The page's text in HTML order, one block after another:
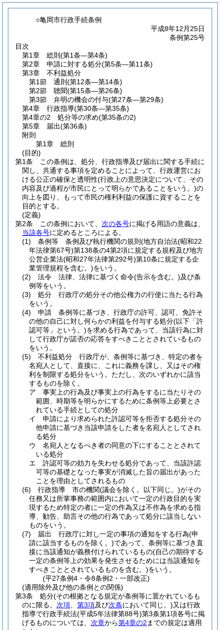
○亀岡市行政手続条例
平成8年12月25日
条例第25号
目次
第1章
総則 (第1条―第4条)
第2章
申請に対する処分(第5条―第11条)
第3章
不利益処分
第1節
通則 (第12条―第14条)
第2節
聴聞(第15条―第26条)
第3節
弁明の機会の付与(第27条―第29条)
第4章
行政指導(第30条―第35条)
第4章の2
処分等の求め(第35条の2)
第5章
届出(第36条)
附則
第1章
総則
(目的)
第1条
この条例は、処分、行政指導及び届出に関する手続に
関し、共通する事項を定めることによって、行政運営にお
ける公正の確保と透明性(行政上の意思決定について、その
内容及び過程が市民にとって明らかであることをいう。)の
向上を図り、もって市民の権利利益の保護に資することを
目的とする。
(定義)
第2条
この条例において、 次の各号に掲げる用語の意義は、
当該各号に定めるところによる。
(1)
条例等 条例及び執行機関の規則 (地方自治法(昭和22
年法律第67号)第138条の4第2項に規定する規程及び地方
公営企業法(昭和27年法律第292号)第10条に規定する企
業管理規程を含む。)をいう。
(2)
法令 法律、法律に基づく命令(告示を含む。)及び条
例等をいう。
(3)
処分 行政庁の処分その他公権力の行使に当たる行為
をいう。
(4)
申請 条例等に基づき、行政庁の許可、認可、免許そ
の他の自己に対し何らかの利益を付与する処分(以下「許
認可等」という。)を求める行為であって、当該行為に対
して行政庁が諾否の応答をすべきこととされているもの
をいう。
(5)
不利益処分 行政庁が、条例等に基づき、特定の者を
名宛人として、直接に、これに義務を課し、又はその権
利を制限する処分をいう。 ただし、次のいずれかに該当
するものを除く。
ア
事実上の行為及び事実上の行為をするに当たりその
範囲、時期等を明らかにするために条例等上必要とさ
れている手続としての処分
イ
申請により求められた許認可等を拒否する処分その
他申請に基づき当該申請をした者を名宛人としてされ
る処分
ウ
名宛人となるべき者の同意の下にすることとされて
いる処分
エ
許認可等の効力を失わせる処分であって、当該許認
可等の基礎となった事実が消滅した旨の届出があった
ことを理由としてされるもの
(6)
行政指導 市の機関(議会を除く。以下同じ。)がその
任務又は所掌事務の範囲内において一定の行政目的を実
現するため特定の者に一定の作為又は不作為を求める指
導、勧告、助言その他の行為であって処分に該当しない
ものをいう。
(7)
届出 行政庁に対し一定の事項の通知をする行為(申
請に該当するものを除く。)であって、条例等に基づき直
接に当該通知が義務付けられているもの(自己の期待する
一定の条例等上の効果を発生させるためには当該通知を
すべきこととされているものを含む。)をいう。
(平27条例4・令8条例2・一部改正)
(適用除外及び他の条例との関係)
第3条
処分(その根拠となる規定が条例等に置かれているも
のに限る。 次項 第3項及び次条において同じ。)又は行政
指導で行政手続法(平成5年法律第88号)第3条第1項各号に掲
げるものについては、 次章から第4章の2 までの規定は適用